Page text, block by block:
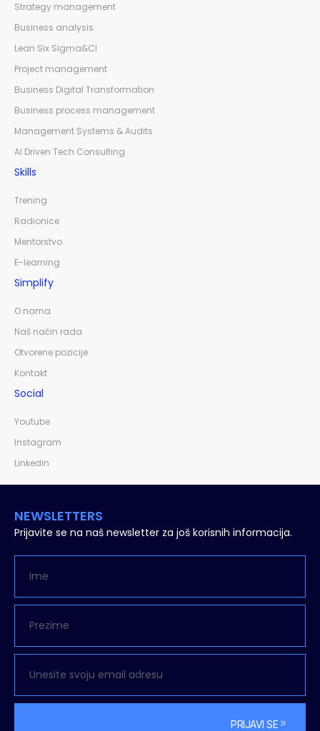
Strategy management
Business analysis
Lean Six Sigma&CI
Project management
Business Digital Transformation
Business process management
Management Systems & Audits
AI Driven Tech Consulting
Skills
Trening
Radionice
Mentorstvo
E-learning
Simplify
O nama
Naš način rada
Otvorene pozicije
Kontakt
Social
Youtube
Instagram
Linkedin
NEWSLETTERS
Prijavite se na naš newsletter za još korisnih informacija.
PRIJAVI SE